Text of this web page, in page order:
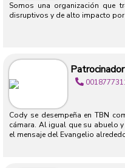
Somos una organización que
disruptivos y de alto impacto
Cody se desempeña en TBN
cámara. Al igual que su abuelo
el mensaje del Evangelio